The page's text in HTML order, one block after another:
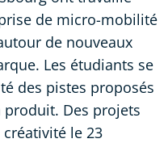
de micro-mobilité
de nouveaux
Les étudiants se
des pistes proposés
Des projets
le 23